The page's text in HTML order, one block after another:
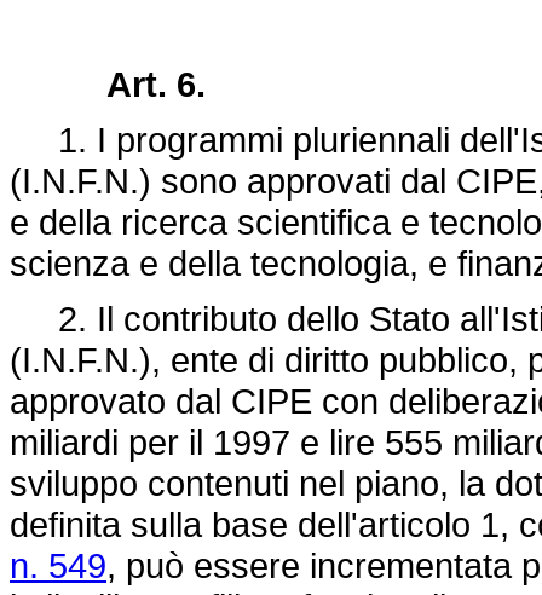
Art. 6.
1. I programmi pluriennali
(I.N.F.N.) sono approvati dal
e della ricerca scientifica e
scienza e della tecnologia, e
2. Il contributo dello Stato
(I.N.F.N.), ente di diritto pubblico,
approvato dal CIPE con
miliardi per il 1997 e lire 555
sviluppo contenuti nel piano, la
definita sulla base dell'articolo 1,
n. 549, può essere incrementata